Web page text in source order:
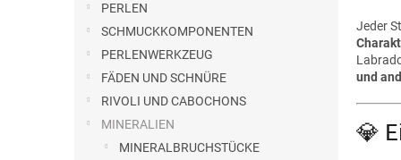
PERLEN
SCHMUCKKOMPONENTEN
PERLENWERKZEUG
FÄDEN UND SCHNÜRE
RIVOLI UND CABOCHONS
MINERALIEN
MINERALBRUCHSTÜCKE
Jeder
und
💎